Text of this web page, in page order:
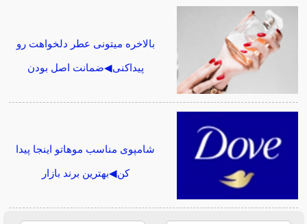
بالاخره میتونی عطر دلخواهت رو
پیداکنی◀ضمانت اصل بودن
شامپوی مناسب موهاتو اینجا پیدا
کن◀بهترین برند بازار